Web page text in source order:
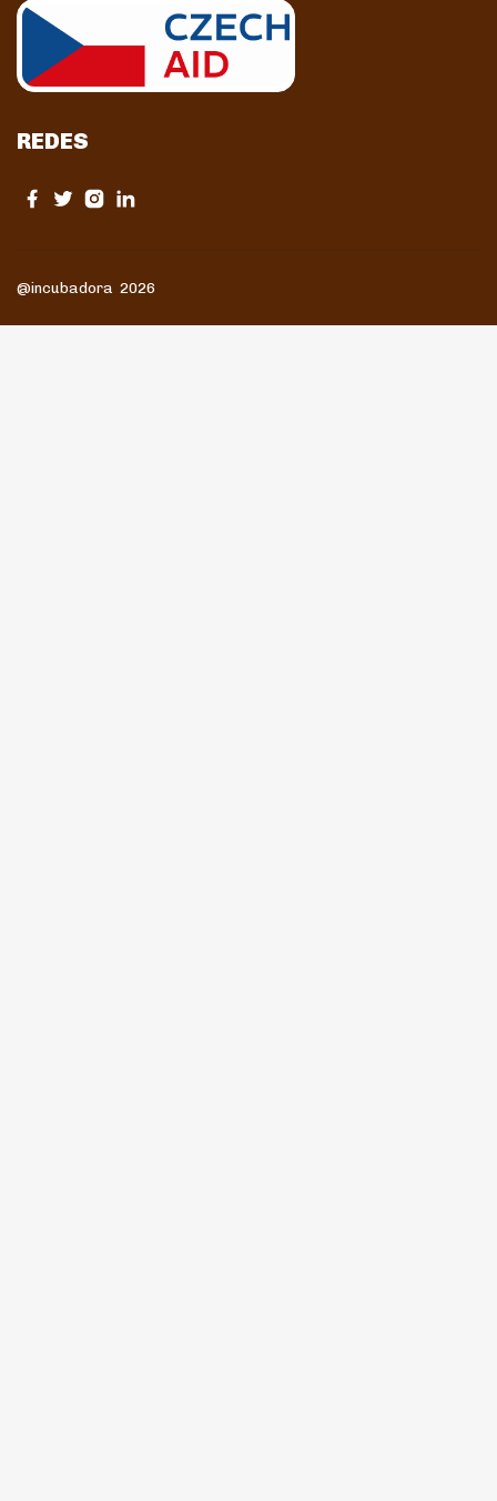
REDES
@incubadora 2026